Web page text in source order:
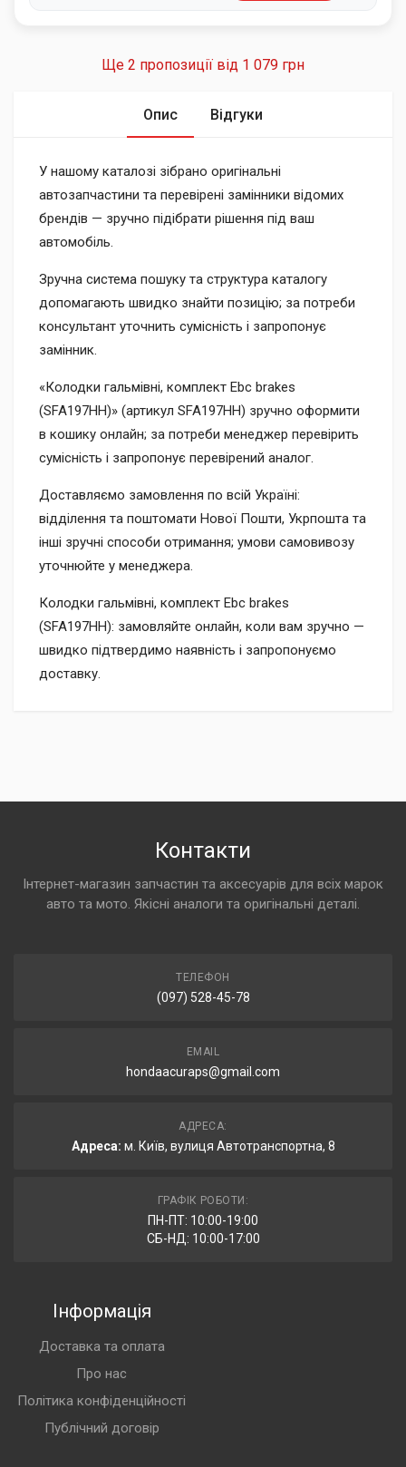
Ще 2 пропозиції від 1 079 грн
Опис Відгуки
У нашому каталозі зібрано оригінальні
автозапчастини та перевірені замінники відомих
брендів — зручно підібрати рішення під ваш
автомобіль.
Зручна система пошуку та структура каталогу
допомагають швидко знайти позицію; за потреби
консультант уточнить сумісність і запропонує
замінник.
«Колодки гальмівні, комплект Ebc brakes
(SFA197HH)» (артикул SFA197HH) зручно оформити
в кошику онлайн; за потреби менеджер перевірить
сумісність і запропонує перевірений аналог.
Доставляємо замовлення по всій Україні:
відділення та поштомати Нової Пошти, Укрпошта та
інші зручні способи отримання; умови самовивозу
уточнюйте у менеджера.
Колодки гальмівні, комплект Ebc brakes
(SFA197HH): замовляйте онлайн, коли вам зручно —
швидко підтвердимо наявність і запропонуємо
доставку.
Контакти
Інтернет-магазин запчастин та аксесуарів для всіх марок
авто та мото. Якісні аналоги та оригінальні деталі.
ТЕЛЕФОН
(097) 528-45-78
EMAIL
hondaacuraps@gmail.com
АДРЕСА:
Адреса: м. Київ, вулиця Автотранспортна, 8
ГРАФІК РОБОТИ:
ПН-ПТ: 10:00-19:00
СБ-НД: 10:00-17:00
Інформація
Доставка та оплата
Про нас
Політика конфіденційності
Публічний договір